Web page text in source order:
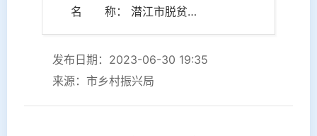
名 称： 潜江市脱贫户（监测户）特色种植养殖财政补贴申报汇总表
发布日期：2023-06-30 19:35
来源：市乡村振兴局